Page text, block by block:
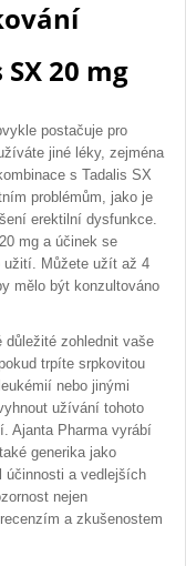
20 mg
postačuje pro
jiné léky, zejména
s Tadalis SX
problémům, jako je
erektilní dysfunkce.
mg a účinek se
užití. Můžete užít až 4
mělo být konzultováno
důležité zohlednit vaše
trpíte srpkovitou
nebo jinými
užívání tohoto
Ajanta Pharma vyrábí
generika jako
účinnosti a vedlejších
nejen
a zkušenostem